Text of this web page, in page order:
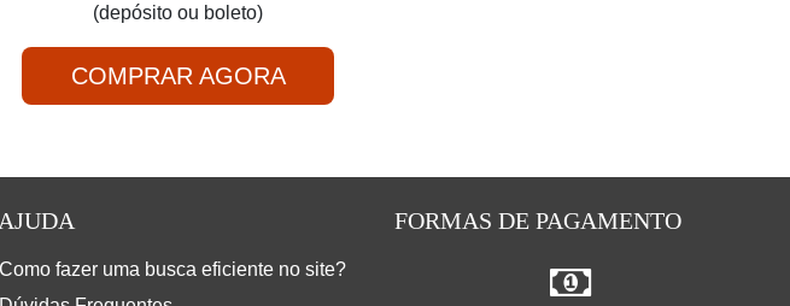
(depósito ou boleto)
COMPRAR AGORA
AJUDA
Como fazer uma busca eficiente no site?
FORMAS DE PAGAMENTO